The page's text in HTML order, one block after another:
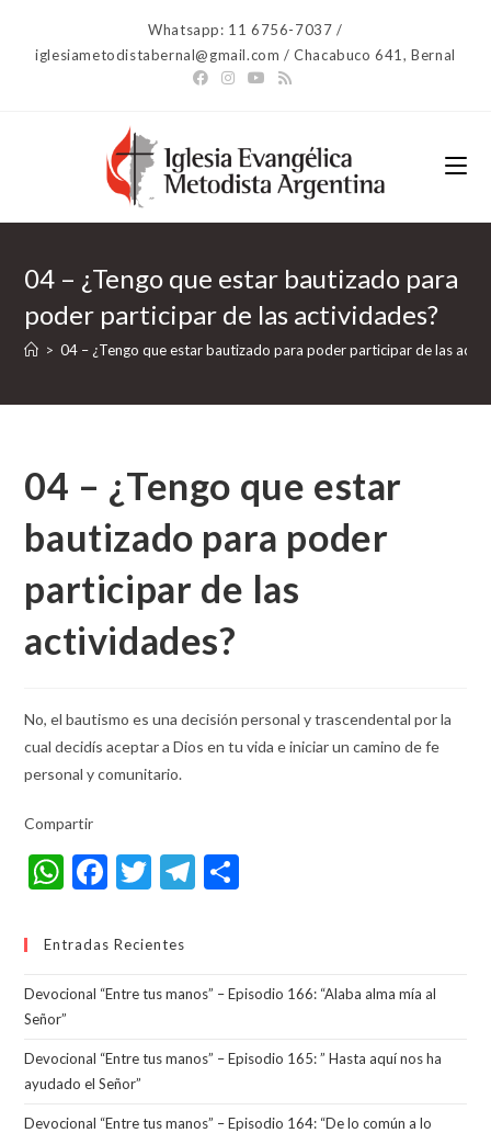
contenido
Whatsapp: 11 6756-7037 /
iglesiametodistabernal@gmail.com / Chacabuco 641, Bernal
04 – ¿Tengo que estar bautizado para
poder participar de las actividades?
> 04 – ¿Tengo que estar bautizado para poder participar de las
04 – ¿Tengo que estar
bautizado para poder
participar de las
actividades?
No, el bautismo es una decisión personal y trascendental por la
cual decidís aceptar a Dios en tu vida e iniciar un camino de fe
personal y comunitario.
Compartir
W
at
s
A
p
p
F
e
b
o
o
k
T
itt
T
gr
a
m
e
Entradas Recientes
Devocional “Entre tus manos” – Episodio 166: “Alaba alma mía al
Señor”
Devocional “Entre tus manos” – Episodio 165: ” Hasta aquí nos ha
ayudado el Señor”
Devocional “Entre tus manos” – Episodio 164: “De lo común a lo